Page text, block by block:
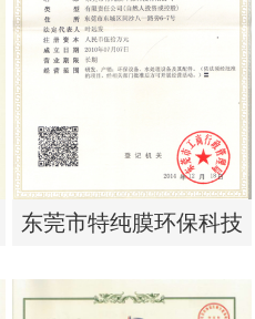
东莞市特纯膜环保科技